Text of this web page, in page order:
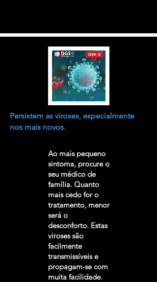
Persistem as viroses, especialmente
nos mais novos.
Ao mais pequeno
sintoma, procure o
seu médico de
família. Quanto
mais cedo for o
tratamento, menor
será o
desconforto. Estas
viroses são
facilmente
transmissíveis e
propagam-se com
muita facilidade.